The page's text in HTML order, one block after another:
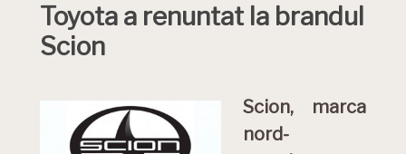
Toyota a renuntat la brandul
Scion
Scion, marca
nord-